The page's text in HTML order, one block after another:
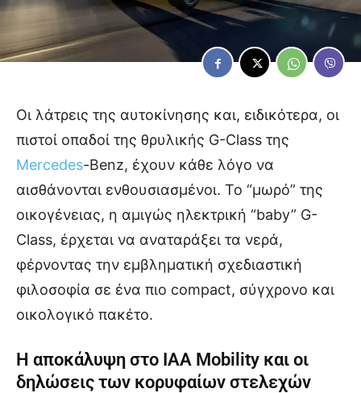
Οι λάτρεις της αυτοκίνησης και, ειδικότερα, οι
πιστοί οπαδοί της θρυλικής G-Class της
Mercedes-Benz, έχουν κάθε λόγο να
αισθάνονται ενθουσιασμένοι. Το “μωρό” της
οικογένειας, η αμιγώς ηλεκτρική “baby” G-
Class, έρχεται να αναταράξει τα νερά,
φέρνοντας την εμβληματική σχεδιαστική
φιλοσοφία σε ένα πιο compact, σύγχρονο και
οικολογικό πακέτο.
Η αποκάλυψη στο IAA Mobility και οι
δηλώσεις των κορυφαίων στελεχών